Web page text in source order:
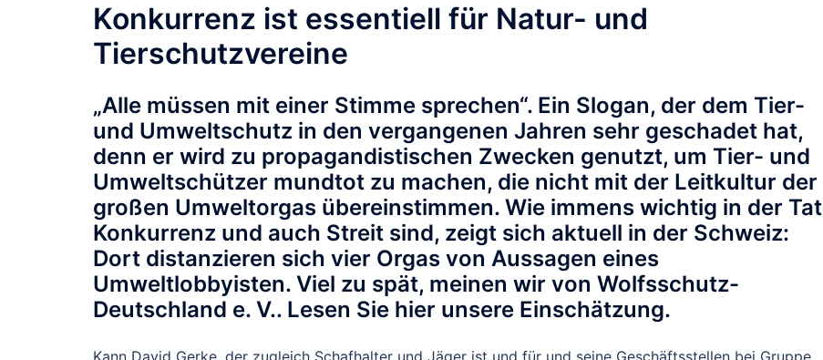
Konkurrenz ist essentiell für Natur- und
Tierschutzvereine
„Alle müssen mit einer Stimme sprechen“. Ein Slogan, der dem Tier-
und Umweltschutz in den vergangenen Jahren sehr geschadet hat,
denn er wird zu propagandistischen Zwecken genutzt, um Tier- und
Umweltschützer mundtot zu machen, die nicht mit der Leitkultur der
großen Umweltorgas übereinstimmen. Wie immens wichtig in der Tat
Konkurrenz und auch Streit sind, zeigt sich aktuell in der Schweiz:
Dort distanzieren sich vier Orgas von Aussagen eines
Umweltlobbyisten. Viel zu spät, meinen wir von Wolfsschutz-
Deutschland e. V.. Lesen Sie hier unsere Einschätzung.
Kann David Gerke, der zugleich Schafhalter und Jäger ist und für und seine Geschäftsstellen bei Gruppe